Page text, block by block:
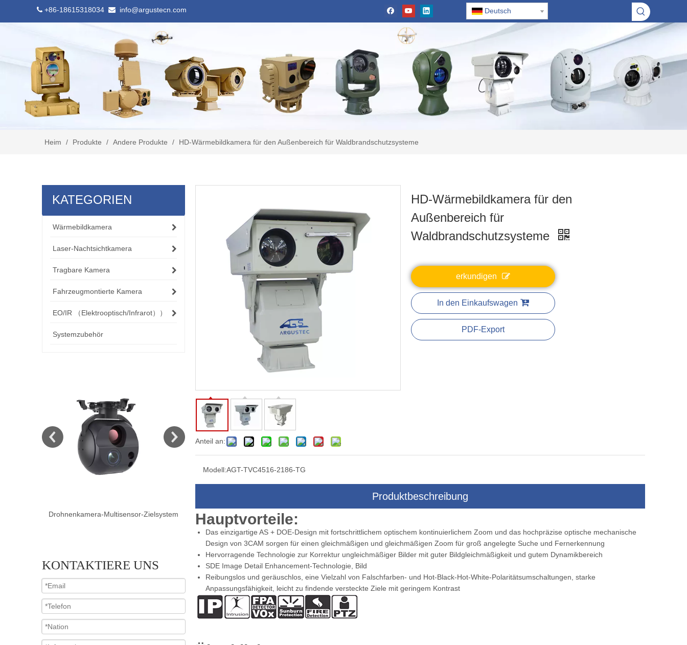
 +86-18615318034  info@argustecn.com Deutsch
Heim / Produkte / Andere Produkte / HD-Wärmebildkamera für den Außenbereich für Waldbrandschutzsysteme
KATEGORIEN
Wärmebildkamera
Laser-Nachtsichtkamera
Tragbare Kamera
Fahrzeugmontierte Kamera
EO/IR （Elektrooptisch/Infrarot））
Systemzubehör
Drohnenkamera-Dual-Sensor-Zielsystem
Drohnenkamera-Multisensor-Dreiachsen-
Zielsystem
montierte
KONTAKTIERE UNS
Anteil an:
HD-Wärmebildkamera für den
Außenbereich für
Waldbrandschutzsysteme
erkundigen
In den Einkaufswagen
PDF-Export
Modell:AGT-TVC4516-2186-TG
Produktbeschreibung
Hauptvorteile:
Das einzigartige AS + DOE-Design mit fortschrittlichem optischem kontinuierlichem Zoom und das hochpräzise optische mechanische
Design von 3CAM sorgen für einen gleichmäßigen und gleichmäßigen Zoom für groß angelegte Suche und Fernerkennung
Hervorragende Technologie zur Korrektur ungleichmäßiger Bilder mit guter Bildgleichmäßigkeit und gutem Dynamikbereich
SDE Image Detail Enhancement-Technologie, Bild
Reibungslos und geräuschlos, eine Vielzahl von Falschfarben- und Hot-Black-Hot-White-Polaritätsumschaltungen, starke
Anpassungsfähigkeit, leicht zu findende versteckte Ziele mit geringem Kontrast